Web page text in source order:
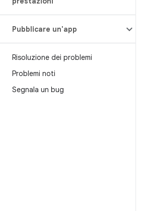
Pubblicare un'app
Risoluzione dei problemi
Problemi noti
Segnala un bug